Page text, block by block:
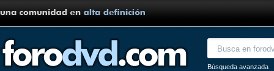
Búsqueda avanzada